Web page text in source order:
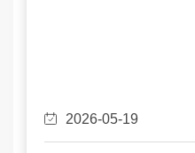
2026-05-19